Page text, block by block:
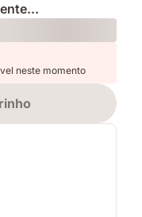
neste momento